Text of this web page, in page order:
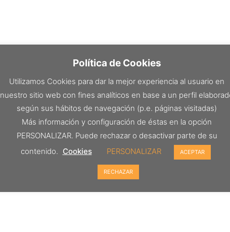
Política de Cookies
Utilizamos Cookies para dar la mejor experiencia al usuario en
nuestro sitio web con fines analíticos en base a un perfil
según sus hábitos de navegación (p.e. páginas visitadas)
Más información y configuración de éstas en la opción
PERSONALIZAR. Puede rechazar o desactivar parte de su
contenido. Cookies PERSONALIZAR ACEPTAR
RECHAZAR